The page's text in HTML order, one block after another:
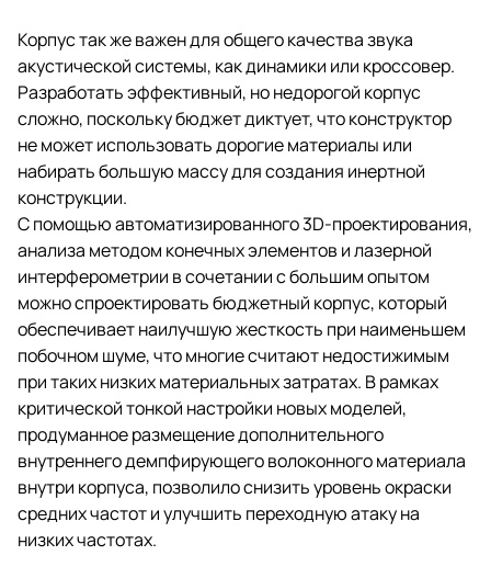
Корпус так же важен для общего качества звука
акустической системы, как динамики или кроссовер.
Разработать эффективный, но недорогой корпус
сложно, поскольку бюджет диктует, что конструктор
не может использовать дорогие материалы или
набирать большую массу для создания инертной
конструкции.
С помощью автоматизированного 3D-проектирования,
анализа методом конечных элементов и лазерной
интерферометрии в сочетании с большим опытом
можно спроектировать бюджетный корпус, который
обеспечивает наилучшую жесткость при наименьшем
побочном шуме, что многие считают недостижимым
при таких низких материальных затратах. В рамках
критической тонкой настройки новых моделей,
продуманное размещение дополнительного
внутреннего демпфирующего волоконного материала
внутри корпуса, позволило снизить уровень окраски
средних частот и улучшить переходную атаку на
низких частотах.